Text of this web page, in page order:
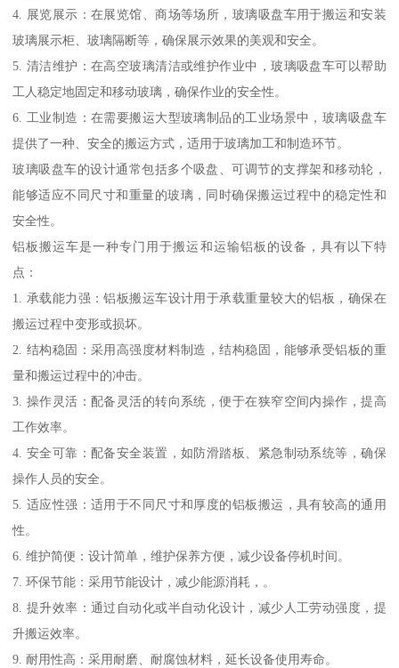
4. 展览展示：在展览馆、商场等场所，玻璃吸盘车用于搬运和安装
玻璃展示柜、玻璃隔断等，确保展示效果的美观和安全。
5. 清洁维护：在高空玻璃清洁或维护作业中，玻璃吸盘车可以帮助
工人稳定地固定和移动玻璃，确保作业的安全性。
6. 工业制造：在需要搬运大型玻璃制品的工业场景中，玻璃吸盘车
提供了一种、安全的搬运方式，适用于玻璃加工和制造环节。
玻璃吸盘车的设计通常包括多个吸盘、可调节的支撑架和移动轮，
能够适应不同尺寸和重量的玻璃，同时确保搬运过程中的稳定性和
安全性。
铝板搬运车是一种专门用于搬运和运输铝板的设备，具有以下特
点：
1. 承载能力强：铝板搬运车设计用于承载重量较大的铝板，确保在
搬运过程中变形或损坏。
2. 结构稳固：采用高强度材料制造，结构稳固，能够承受铝板的重
量和搬运过程中的冲击。
3. 操作灵活：配备灵活的转向系统，便于在狭窄空间内操作，提高
工作效率。
4. 安全可靠：配备安全装置，如防滑踏板、紧急制动系统等，确保
操作人员的安全。
5. 适应性强：适用于不同尺寸和厚度的铝板搬运，具有较高的通用
性。
6. 维护简便：设计简单，维护保养方便，减少设备停机时间。
7. 环保节能：采用节能设计，减少能源消耗，。
8. 提升效率：通过自动化或半自动化设计，减少人工劳动强度，提
升搬运效率。
9. 耐用性高：采用耐磨、耐腐蚀材料，延长设备使用寿命。